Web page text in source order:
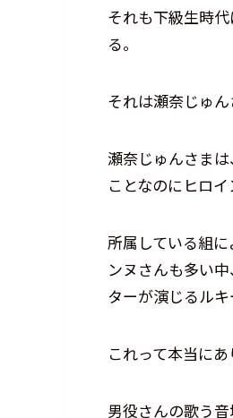
それも下級生時
る。
それは瀬奈じゅん
瀬奈じゅんさま
ことなのにヒロ
所属している組
ンヌさんも多い
ターが演じるル
これって本当に
男役さんの歌う